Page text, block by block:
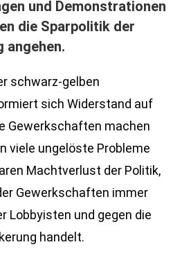
und Demonstrationen
die Sparpolitik der
angehen.
schwarz-gelben
sich Widerstand auf
Gewerkschaften machen
viele ungelöste Probleme
Machtverlust der Politik,
Gewerkschaften immer
Lobbyisten und gegen die
handelt.